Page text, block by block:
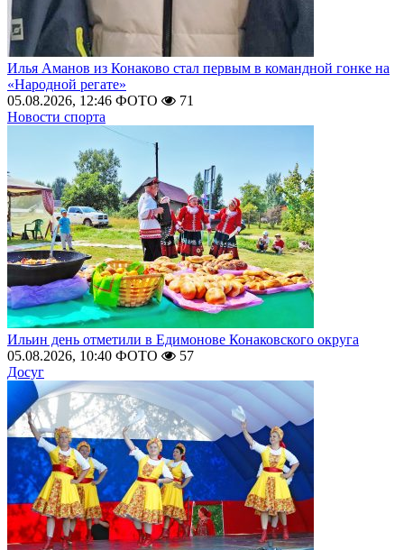
Илья Аманов из Конаково стал первым в командной гонке на
«Народной регате»
05.08.2026, 12:46 ФОТО
71
Новости спорта
Ильин день отметили в Едимонове Конаковского округа
05.08.2026, 10:40 ФОТО
57
Досуг